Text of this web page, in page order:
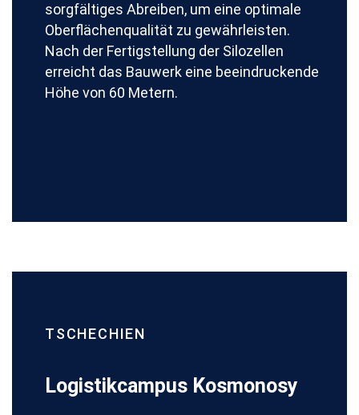
sorgfältiges Abreiben, um eine optimale
Oberflächenqualität zu gewährleisten.
Nach der Fertigstellung der Silozellen
erreicht das Bauwerk eine beeindruckende
Höhe von 60 Metern.
TSCHECHIEN
Logistikcampus Kosmonosy